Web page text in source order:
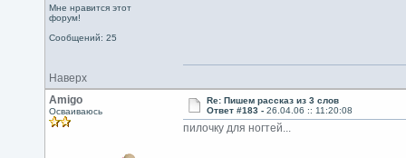
Мне нравится этот
форум!
Сообщений: 25
Наверх
Amigo
Осваиваюсь
Re: Пишем рассказ из 3 слов
Ответ #183 - 26.04.06 :: 11:20:08
пилочку для ногтей...